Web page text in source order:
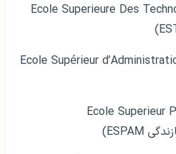
Ecole Superieure Des
Ecole Supérieur
Ecole Superieur